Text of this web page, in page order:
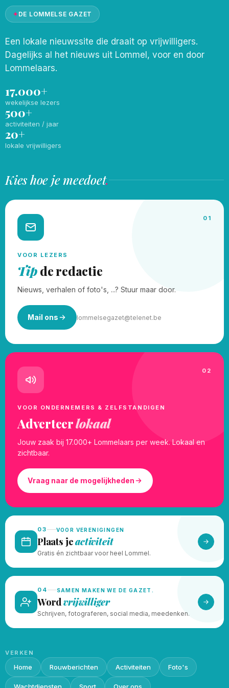
✦DE LOMMELSE GAZET
Een lokale nieuwssite die draait op vrijwilligers.
Dagelijks al het nieuws uit Lommel, voor en door
Lommelaars.
17.000+
wekelijkse lezers
500+
activiteiten / jaar
20+
lokale vrijwilligers
Kies hoe je meedoet.
01
VOOR LEZERS
Tipde redactie
Nieuws, verhalen of foto's, ...? Stuur maar door.
Mail ons lommelsegazet@telenet.be
02
VOOR ONDERNEMERS & ZELFSTANDIGEN
Adverteerlokaal
Jouw zaak bij 17.000+ Lommelaars per week. Lokaal en
zichtbaar.
Vraag naar de mogelijkheden
03 VOOR VERENIGINGEN
Plaats jeactiviteit
Gratis én zichtbaar voor heel Lommel.
04 SAMEN MAKEN WE DE GAZET.
Wordvrijwilliger
Schrijven, fotograferen, social media, meedenken.
VERKEN
Home Rouwberichten Activiteiten Foto's